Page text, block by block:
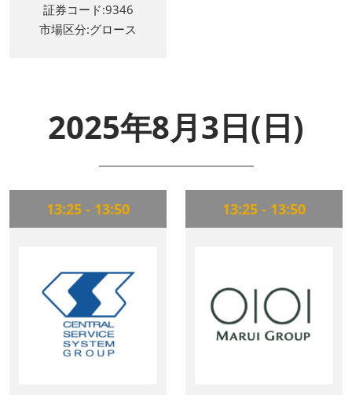
証券コード:9346
市場区分:グロース
2025年8月3日(日)
13:25 - 13:50 13:25 - 13:50